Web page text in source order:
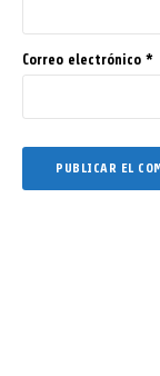
Correo electrónico *